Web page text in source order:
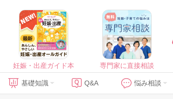
妊娠・出産ガイド本 専門家に直接相談
基礎知識 Q&A 悩み相談